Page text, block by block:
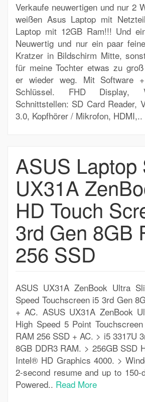
Verkaufe neuwertigen und nur 2
weißen Asus Laptop mit
Laptop mit 12GB Ram!!! Und
Neuwertig und nur ein paar
Kratzer in Bildschirm Mitte,
für meine Tochter etwas zu
er wieder weg. Mit Software
Schlüssel. FHD Display,
Schnittstellen: SD Card Reader,
3.0, Kopfhörer / Mikrofon, HDMI,..
ASUS Laptop
UX31A
HD Touch
3rd Gen 8GB
256 SSD
ASUS UX31A ZenBook Ultra
Speed Touchscreen i5 3rd Gen
+ AC. ASUS UX31A ZenBook
High Speed 5 Point
RAM 256 SSD + AC. > i5 3317U
8GB DDR3 RAM. > 256GB SSD
Intel® HD Graphics 4000. >
2-second resume and up to 150-
Powered.. Read More